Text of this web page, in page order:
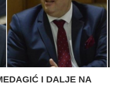
I DALJE NA